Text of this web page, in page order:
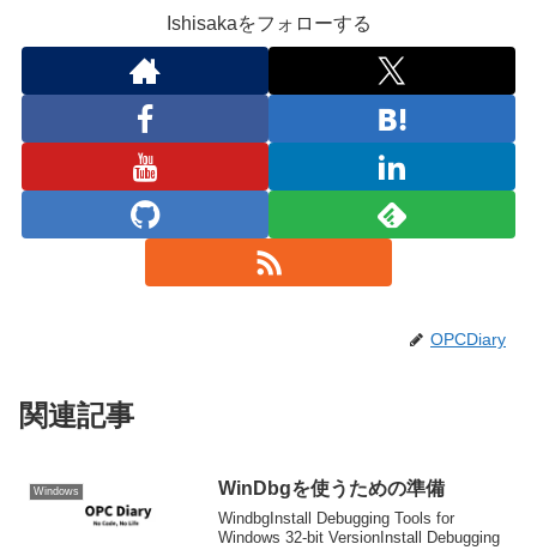
Ishisakaをフォローする
OPCDiary
関連記事
Windows WinDbgを使うための準備
WindbgInstall Debugging Tools for
Windows 32-bit VersionInstall Debugging